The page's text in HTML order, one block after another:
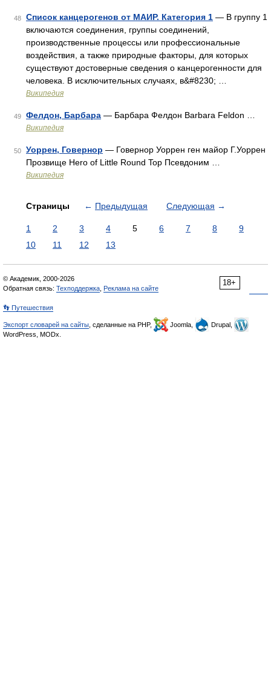
48 Список канцерогенов от МАИР. Категория 1 — В группу 1
включаются соединения, группы соединений,
производственные процессы или профессиональные
воздействия, а также природные факторы, для которых
существуют достоверные сведения о канцерогенности для
человека. В исключительных случаях, в&#8230; …
Википедия
49 Фелдон, Барбара — Барбара Фелдон Barbara Feldon …
Википедия
50 Уоррен, Говернор — Говернор Уоррен ген майор Г.Уоррен
Прозвище Hero of Little Round Top Псевдоним …
Википедия
Страницы ← Предыдущая Следующая →
1 2 3 4 5 6 7 8
9
10
11 12 13
18+
© Академик, 2000-2026
Обратная связь: Техподдержка Реклама на сайте
👣 Путешествия
Экспорт словарей на сайты , сделанные на PHP, Joomla,
Drupal,
WordPress, MODx.